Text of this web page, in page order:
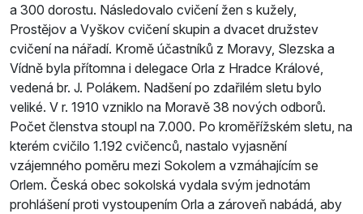
a 300 dorostu. Následovalo cvičení žen s kužely,
Prostějov a Vyškov cvičení skupin a dvacet družstev
cvičení na nářadí. Kromě účastníků z Moravy, Slezska a
Vídně byla přítomna i delegace Orla z Hradce Králové,
vedená br. J. Polákem. Nadšení po zdařilém sletu bylo
veliké. V r. 1910 vzniklo na Moravě 38 nových odborů.
Počet členstva stoupl na 7.000. Po kroměřížském sletu, na
kterém cvičilo 1.192 cvičenců, nastalo vyjasnění
vzájemného poměru mezi Sokolem a vzmáhajícím se
Orlem. Česká obec sokolská vydala svým jednotám
prohlášení proti vystoupením Orla a zároveň nabádá, aby